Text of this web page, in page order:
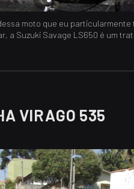
moto que eu
a Suzuki Savage LS650 é um
VIRAGO 535